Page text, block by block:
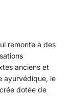
remonte à des
anciens et
ayurvédique, le
dotée de